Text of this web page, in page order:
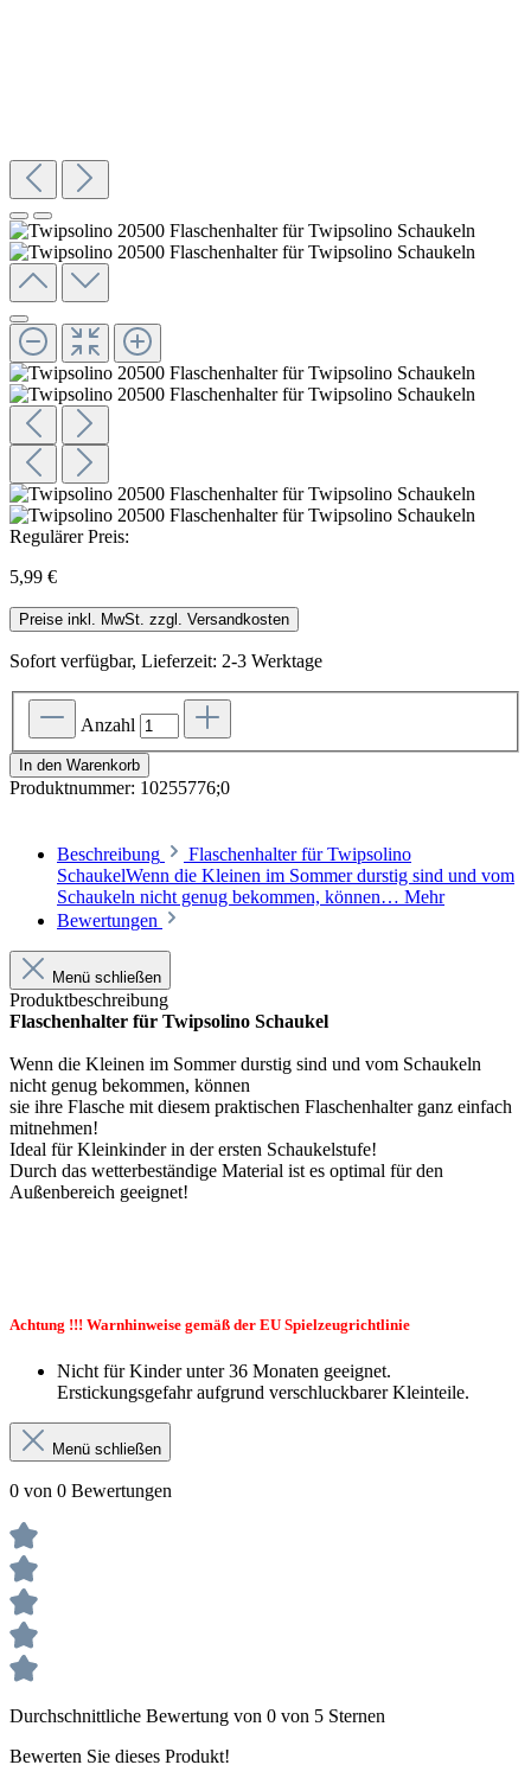
Regulärer Preis:
5,99 €
Preise inkl. MwSt. zzgl. Versandkosten
Sofort verfügbar, Lieferzeit: 2-3 Werktage
Anzahl
In den Warenkorb
Produktnummer: 10255776;0
Beschreibung
Flaschenhalter für Twipsolino
SchaukelWenn die Kleinen im Sommer durstig sind und vom
Schaukeln nicht genug bekommen, können… Mehr
Bewertungen
Menü schließen
Produktbeschreibung
Flaschenhalter für Twipsolino Schaukel
Wenn die Kleinen im Sommer durstig sind und vom Schaukeln
nicht genug bekommen, können
sie ihre Flasche mit diesem praktischen Flaschenhalter ganz einfach
mitnehmen!
Ideal für Kleinkinder in der ersten Schaukelstufe!
Durch das wetterbeständige Material ist es optimal für den
Außenbereich geeignet!
Achtung !!! Warnhinweise gemäß der EU Spielzeugrichtlinie
Nicht für Kinder unter 36 Monaten geeignet.
Erstickungsgefahr aufgrund verschluckbarer Kleinteile.
Menü schließen
0 von 0 Bewertungen
Durchschnittliche Bewertung von 0 von 5 Sternen
Bewerten Sie dieses Produkt!